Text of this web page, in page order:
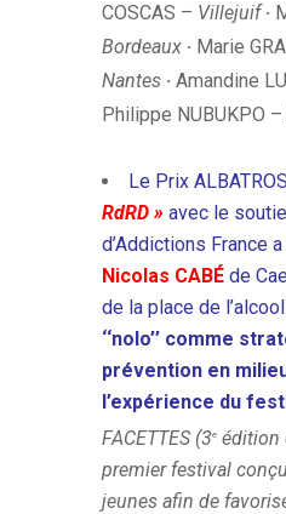
COSCAS – Villejuif ·
Bordeaux · Marie
Nantes · Amandine
Philippe NUBUKPO –
Le Prix ALBATROS
RdRD » avec le
d’Addictions France
Nicolas CABÉ de
de la place de
‘‘nolo’’ comme
prévention en
l’expérience du
FACETTES (3e édition
premier festival
jeunes afin de